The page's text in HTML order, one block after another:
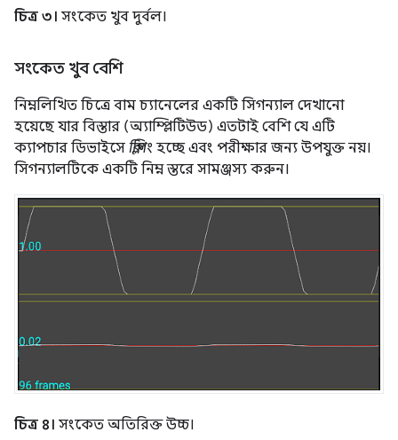
চিত্র ৩। সংকেত খুব দুর্বল।
সংকেত খুব বেশি
নিম্নলিখিত চিত্রে বাম চ্যানেলের একটি সিগন্যাল দেখানো
হয়েছে যার বিস্তার (অ্যাম্প্লিটিউড) এতটাই বেশি যে এটি
ক্যাপচার ডিভাইসে ক্লিপিং হচ্ছে এবং পরীক্ষার জন্য উপযুক্ত নয়।
সিগন্যালটিকে একটি নিম্ন স্তরে সামঞ্জস্য করুন।
চিত্র ৪। সংকেত অতিরিক্ত উচ্চ।